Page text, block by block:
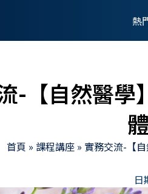
熱
-【自然醫學
首頁 » 課程講座» 實務交流-【
日